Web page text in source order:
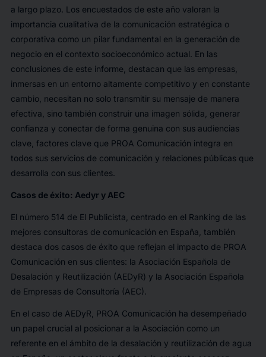
a largo plazo. Los encuestados de este año valoran la
importancia cualitativa de la comunicación estratégica o
corporativa como un pilar fundamental en la generación de
negocio en el contexto socioeconómico actual. En las
conclusiones de este informe, destacan que las empresas,
inmersas en un entorno altamente competitivo y en constante
cambio, necesitan no solo transmitir su mensaje de manera
efectiva, sino también construir una imagen sólida, generar
confianza y conectar de forma genuina con sus audiencias
clave, factores clave que PROA Comunicación integra en
todos sus servicios de comunicación y relaciones públicas que
desarrolla con sus clientes.
Casos de éxito: Aedyr y AEC
El número 514 de El Publicista, centrado en el Ranking de las
mejores consultoras de comunicación en España, también
destaca dos casos de éxito que reflejan el impacto de PROA
Comunicación en sus clientes: la Asociación Española de
Desalación y Reutilización (AEDyR) y la Asociación Española
de Empresas de Consultoría (AEC).
En el caso de AEDyR, PROA Comunicación ha desempeñado
un papel crucial al posicionar a la Asociación como un
referente en el ámbito de la desalación y reutilización de agua